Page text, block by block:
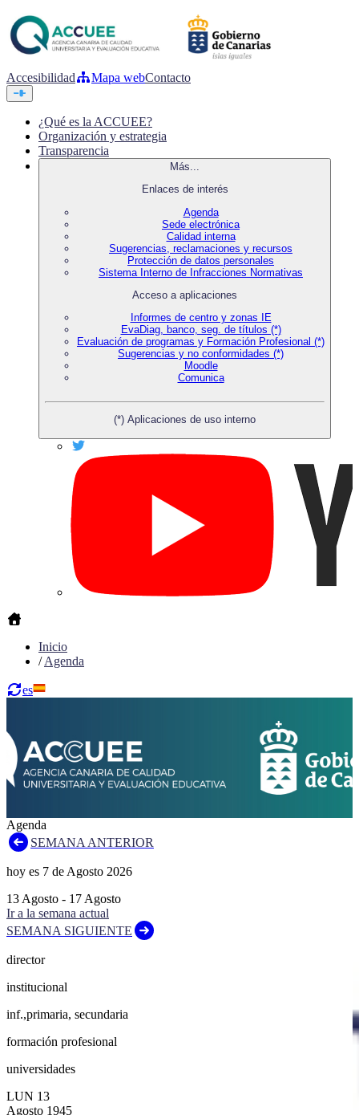
Accesibilidad Mapa webContacto
¿Qué es la ACCUEE?
Organización y estrategia
Transparencia
Más...
Enlaces de interés
Agenda
Sede electrónica
Calidad interna
Sugerencias, reclamaciones y recursos
Protección de datos personales
Sistema Interno de Infracciones Normativas
Acceso a aplicaciones
Informes de centro y zonas IE
EvaDiag, banco, seg. de títulos (*)
Evaluación de programas y Formación Profesional (*)
Sugerencias y no conformidades (*)
Moodle
Comunica
(*) Aplicaciones de uso interno
Inicio
/Agenda
es
Agenda
SEMANA ANTERIOR
hoy es 7 de Agosto 2026
13 Agosto - 17 Agosto
Ir a la semana actual
SEMANA SIGUIENTE
director
institucional
inf.,primaria, secundaria
formación profesional
universidades
LUN 13
Agosto 1945